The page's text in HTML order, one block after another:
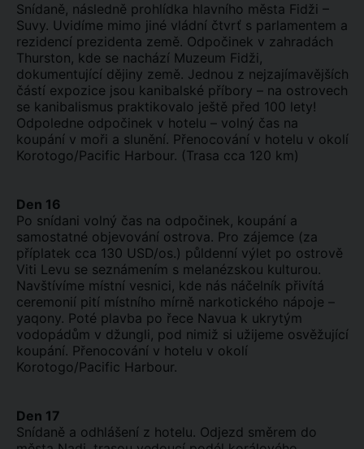
Snídaně, následně prohlídka hlavního města Fidži –
Suvy. Uvidíme mimo jiné vládní čtvrť s parlamentem a
rezidencí prezidenta země. Odpočinek v zahradách
Thurston, kde se nachází Muzeum Fidži,
dokumentující dějiny země. Jednou z nejzajímavějších
částí expozice jsou kanibalské příbory – na ostrovech
se kanibalismus praktikovalo ještě před 100 lety!
Odpoledne odpočinek v hotelu – volný čas na
koupání v moři a slunění. Přenocování v hotelu v okolí
Korotogo/Pacific Harbour. (Trasa cca 120 km)
Den 16
Po snídani volný čas na odpočinek, koupání a
samostatné objevování ostrova. Pro zájemce (za
příplatek cca 130 USD/os.) půldenní výlet po ostrově
Viti Levu se seznámením s melanézskou kulturou.
Navštívíme místní vesnici, kde nás náčelník přivítá
ceremonií pití místního mírně narkotického nápoje –
yaqony. Poté plavba po řece Navua k ukrytým
vodopádům v džungli, pod nimiž si užijeme osvěžující
koupání. Přenocování v hotelu v okolí
Korotogo/Pacific Harbour.
Den 17
Snídaně a odhlášení z hotelu. Odjezd směrem do